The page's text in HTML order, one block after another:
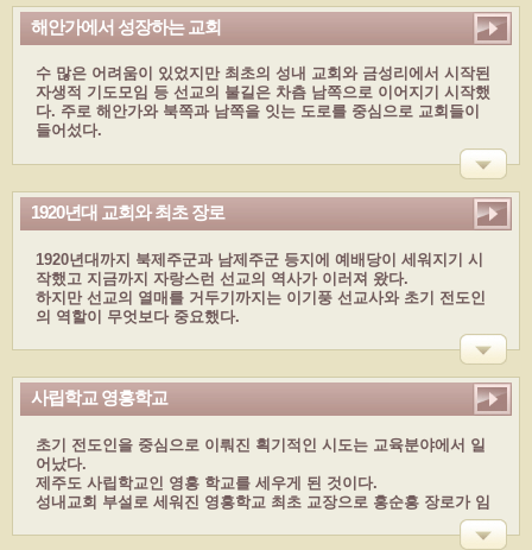
해안가에서 성장하는 교회
수 많은 어려움이 있었지만 최초의 성내 교회와 금성리에서 시작된
자생적 기도모임 등 선교의 불길은 차츰 남쪽으로 이어지기 시작했
다. 주로 해안가와 북쪽과 남쪽을 잇는 도로를 중심으로 교회들이
들어섰다.
이기풍 목사님이 오셔서 제주시에서 예배를 봤고 그 다음달에 금성
리에서 예배를 드린다. 그 다음은 조천, 한림으로 간다.
남제주지역은 20년 지나서 그때는 교회가 독립해서 목사님 모실 형
편이 안됐다.
해방될 때 제주도 전체에 교회가 26곳이 세워졌다.
1920년대 교회와 최초 장로
1920년대까지 북제주군과 남제주군 등지에 예배당이 세워지기 시
작했고 지금까지 자랑스런 선교의 역사가 이러져 왔다.
하지만 선교의 열매를 거두기까지는 이기풍 선교사와 초기 전도인
의 역할이 무엇보다 중요했다.
이목사를 따르며 선교에 매진했던 초기 전도인들중에는 제주도 주
민이며 최초의 장로였던 김재원 장로와 그와 함께 최초의 장로가 된
홍순흥 장로가 있었다.
사립학교 영흥학교
초기 전도인을 중심으로 이뤄진 획기적인 시도는 교육분야에서 일
어났다.
제주도 사립학교인 영흥 학교를 세우게 된 것이다.
성내교회 부설로 세워진 영흥학교 최초 교장으로 홍순흥 장로가 임
명되어 활동했고 당시 제주도에 유배와 있던 남강 이승훈 선생등 지
식인들의 교류장소가 되기도 했다.